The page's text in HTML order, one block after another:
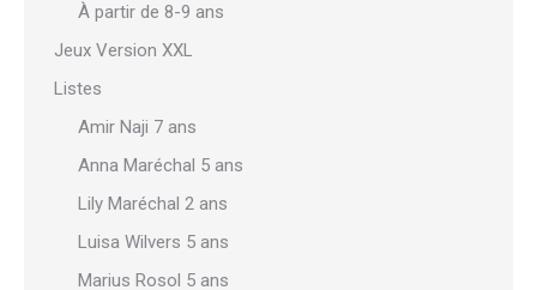
À partir de 8-9 ans
Jeux Version XXL
Listes
Amir Naji 7 ans
Anna Maréchal 5 ans
Lily Maréchal 2 ans
Luisa Wilvers 5 ans
Marius Rosol 5 ans